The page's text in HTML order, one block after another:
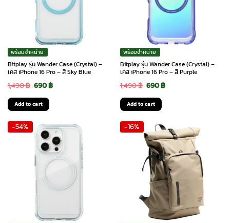
พร้อมจำหน่าย
Bitplay รุ่น Wander Case (Crystal) –
เคส iPhone 16 Pro – สี Sky Blue
1,490฿ Original
price
was:
1,490 ฿.
690฿Current
690 ฿.
Add to cart
พร้อมจำหน่าย
Bitplay รุ่น Wander Case (Crystal) –
เคส iPhone 16 Pro – สี Purple
1,490฿ Original
price
was:
1,490 ฿.
690฿Current
690 ฿.
Add to cart
-54% -16%